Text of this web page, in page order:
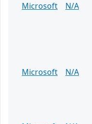
Microsoft N/A
Microsoft
N/A